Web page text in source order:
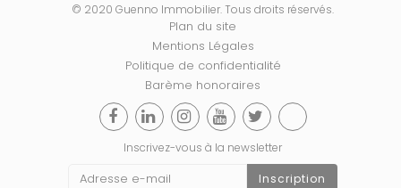
© 2020 Guenno Immobilier. Tous droits réservés.
Plan du site
Mentions Légales
Politique de confidentialité
Barème honoraires
Inscrivez-vous à la newsletter
Inscription